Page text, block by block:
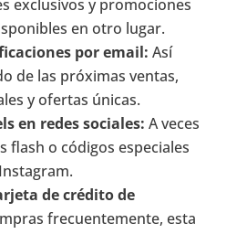
exclusivos y promociones
en otro lugar.
por email: Así
de las próximas ventas,
y ofertas únicas.
en redes sociales: A veces
flash o códigos especiales
de crédito de
frecuentemente, esta